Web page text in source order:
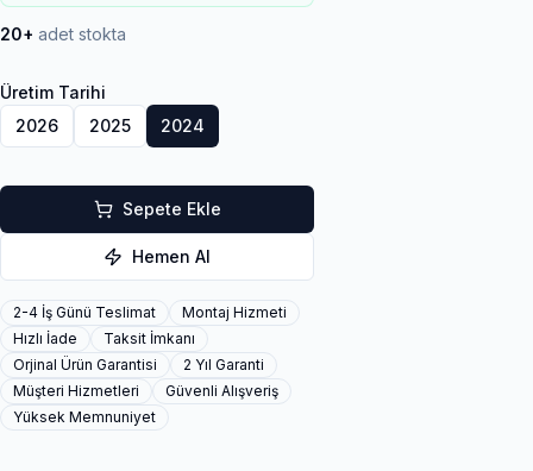
20+ adet stokta
Üretim Tarihi
2026
2025 2024
Sepete Ekle
Hemen Al
2-4 İş Günü Teslimat
Montaj Hizmeti
Hızlı İade
Taksit İmkanı
Orjinal Ürün Garantisi
2 Yıl Garanti
Müşteri Hizmetleri
Güvenli Alışveriş
Yüksek Memnuniyet